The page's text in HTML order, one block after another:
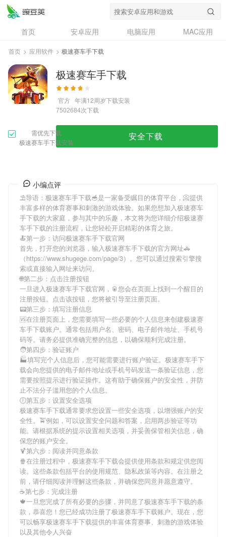
首页 安卓应用 电脑应用
MAC应用
资讯
专题
问答
首页 > 应用软件 > 极速赛车手下载
极速赛车手下载
官方 年满12周岁下载安装
7502684次下载
需优先下载
极速赛车手下载安装
安全下载
小编点评
⛱导语： 极速赛车手下载🥣是一家备受瞩目的体育平台，📀提供
丰富多样的体育赛事和刺激的游戏体验。如果您想加入极速赛车
手下载的大家庭，参与其中的乐趣，本文将为您详细介绍极速赛
车手下载的注册流程，让您轻松开启精彩的体育之旅。
🍝第一步：访问极速赛车手下载官网
首先，打开您的浏览器，输入极速赛车手下载的官方网址🚓
（https://www.shugege.com/page/3）。您可以通过搜索引擎搜
索或直接输入网址来访问。
🌐第二步：点击注册按钮
一旦进入极速赛车手下载官网，🥫您会在页面上找到一个醒目的
注册按钮。点击该按钮，您将被引导至注册页面。
📟第三步：填写注册信息
🆚在注册页面上，您需要填写一些必要的个人信息来创建极速赛
车手下载账户。通常包括用户名、密码、电子邮件地址、手机号
码等。请务必提供准确完整的信息，以确保顺利完成注册。
🧑第四步：验证账户
🏭填写完个人信息后，您可能需要进行账户验证。 极速赛车手下
载会向您提供的电子邮件地址或手机号码发送一条验证信息，您
需要按照提示进行验证操作。这有助于确保账户的安全性，并防
止不法分子滥用您的个人信息。
🕖第五步：设置安全选项
极速赛车手下载通常要求您设置一些安全选项，以增强账户的安
全性。🚖例如，可以设置安全问题和答案，启用两步验证等功
能。请根据系统的提示设置相关选项，并妥善保管相关信息，确
保您的账户安全。
🍹第六步：阅读并同意条款
🍿在注册过程中， 极速赛车手下载会提供使用条款和规定供您阅
读。这些条款包括平台的使用规范、隐私政策等内容。在注册之
前，请仔细阅读并理解这些条款，并确保您同意并愿意遵守。
☕第七步：完成注册
🍁一旦您完成了所有必要的步骤，并同意了极速赛车手下载的条
款，恭喜您！您已经成功注册了极速赛车手下载账户。现在，您
可以畅享极速赛车手下载提供的丰富体育赛事、刺激的游戏体验
以及其他令人兴奋